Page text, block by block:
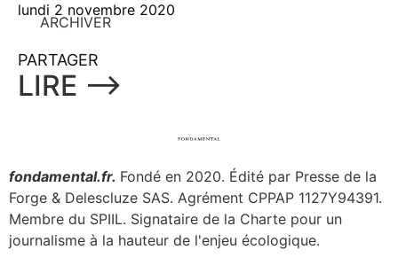
lundi 2 novembre 2020
ARCHIVER
PARTAGER
LIRE ⟶
fondamental.fr. Fondé en 2020. Édité par Presse de la
Forge & Delescluze SAS. Agrément CPPAP 1127Y94391.
Membre du SPIIL. Signataire de la Charte pour un
journalisme à la hauteur de l'enjeu écologique.